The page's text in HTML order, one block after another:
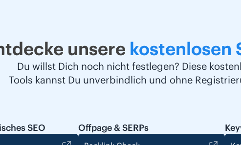
unsere kostenlosen
Du willst Dich noch nicht festlegen? Diese
Tools kannst Du unverbindlich und ohne
SEO Offpage & SERPs